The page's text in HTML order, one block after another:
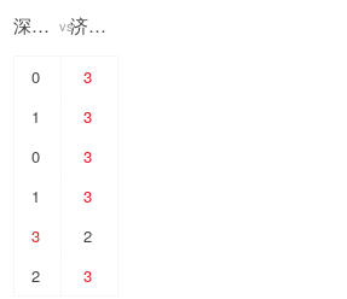
深圳DYG vs 济南RW侠
0
3
1
3
0
3
1
3
3
2
2
3